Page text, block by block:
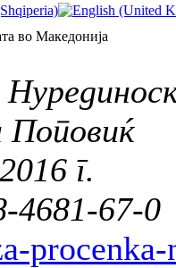
во Македонија
г.
4681-67-0